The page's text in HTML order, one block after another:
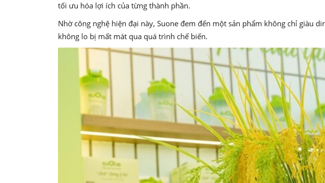
tối ưu hóa lợi ích của từng thành phần.
Nhờ công nghệ hiện đại này, Suone đem đến một sản phẩm không chỉ giàu
không lo bị mất mát qua quá trình chế biến.